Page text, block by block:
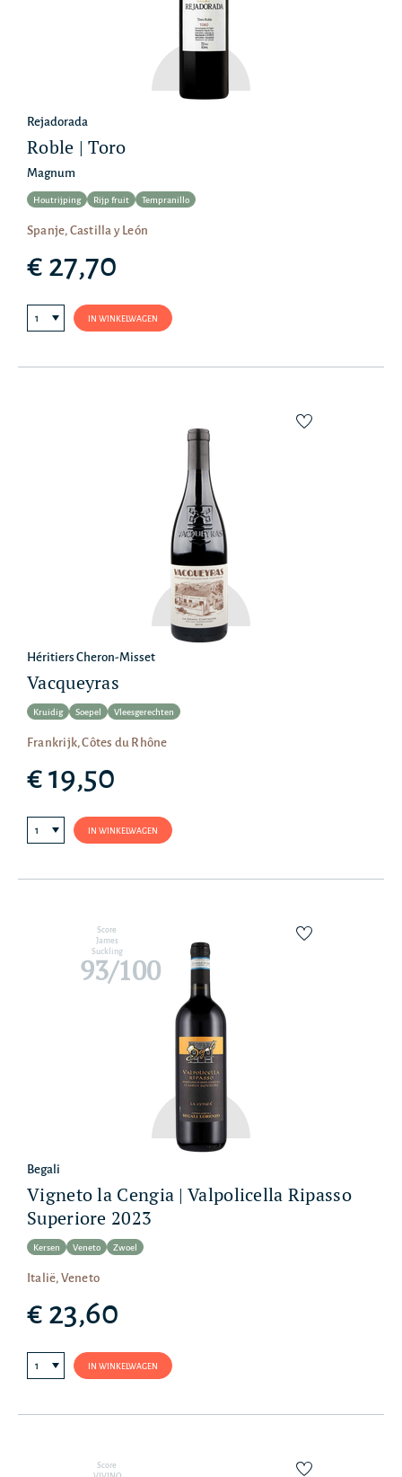
Rejadorada
Roble | Toro
Magnum
Houtrijping Rijp fruit Tempranillo
Spanje, Castilla y León
€ 27,70
IN WINKELWAGEN
Héritiers Cheron-Misset
Vacqueyras
Kruidig Soepel Vleesgerechten
Frankrijk, Côtes du Rhône
€ 19,50
IN WINKELWAGEN
Score
James
Suckling
93/100
Begali
Vigneto la Cengia | Valpolicella Ripasso
Superiore 2023
Kersen Veneto Zwoel
Italië, Veneto
€ 23,60
IN WINKELWAGEN
Score